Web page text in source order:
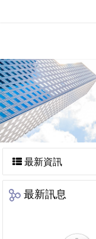
最新資訊
最新訊息